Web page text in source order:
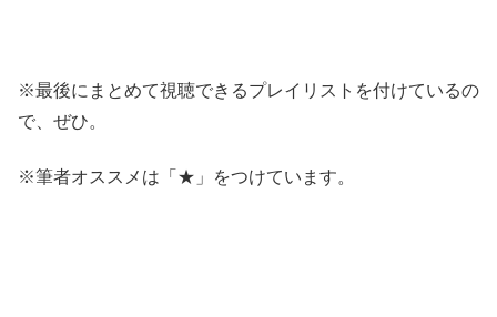
※最後にまとめて視聴できるプレイリストを付けているの
で、ぜひ。
※筆者オススメは「★」をつけています。